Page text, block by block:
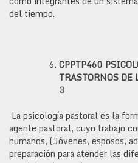
del tiempo.
CPPTP460
TRASTORNOS
3
La psicología pastoral es la
agente pastoral, cuyo trabajo
humanos, (Jóvenes, esposos,
preparación para atender las